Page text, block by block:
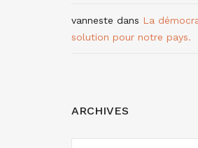
vanneste dans La
solution pour notre pays.
ARCHIVES
ARCHIVES